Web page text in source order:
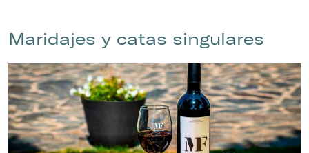
Maridajes y catas singulares